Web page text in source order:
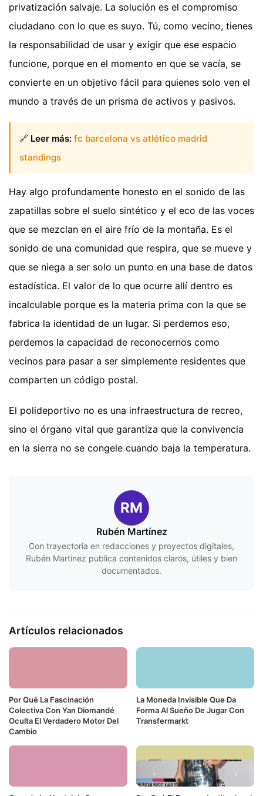
privatización salvaje. La solución es el compromiso
ciudadano con lo que es suyo. Tú, como vecino, tienes
la responsabilidad de usar y exigir que ese espacio
funcione, porque en el momento en que se vacía, se
convierte en un objetivo fácil para quienes solo ven el
mundo a través de un prisma de activos y pasivos.
🔗 Leer más: fc barcelona vs atlético madrid
standings
Hay algo profundamente honesto en el sonido de las
zapatillas sobre el suelo sintético y el eco de las voces
que se mezclan en el aire frío de la montaña. Es el
sonido de una comunidad que respira, que se mueve y
que se niega a ser solo un punto en una base de datos
estadística. El valor de lo que ocurre allí dentro es
incalculable porque es la materia prima con la que se
fabrica la identidad de un lugar. Si perdemos eso,
perdemos la capacidad de reconocernos como
vecinos para pasar a ser simplemente residentes que
comparten un código postal.
El polideportivo no es una infraestructura de recreo,
sino el órgano vital que garantiza que la convivencia
en la sierra no se congele cuando baja la temperatura.
RM
Rubén Martínez
Con trayectoria en redacciones y proyectos digitales,
Rubén Martínez publica contenidos claros, útiles y bien
documentados.
Artículos relacionados
Por Qué La Fascinación
Colectiva Con Yan Diomandé
Oculta El Verdadero Motor Del
Cambio
La Moneda Invisible Que Da
Forma Al Sueño De Jugar Con
Transfermarkt